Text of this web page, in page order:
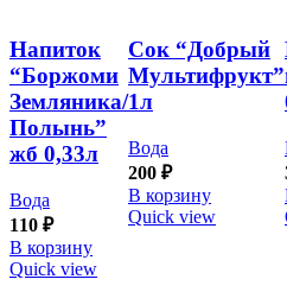
Напиток
“Боржоми
Земляника/
Полынь”
жб 0,33л
Вода
110 ₽
В корзину
Quick view
Сок “Добрый
Мультифрукт”
1л
Вода
200 ₽
В корзину
Quick view